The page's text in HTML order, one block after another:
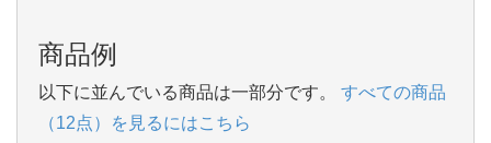
商品例
以下に並んでいる商品は一部分です。
すべての商品
（12点）を見るにはこちら